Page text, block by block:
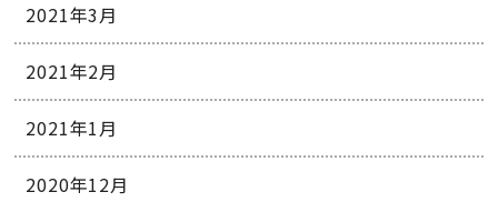
2021年3月
2021年2月
2021年1月
2020年12月